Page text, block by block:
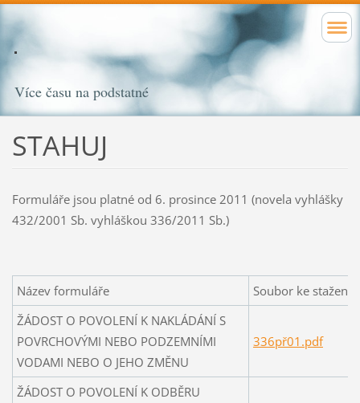
Více času na podstatné
STAHUJ
Formuláře jsou platné od 6. prosince 2011 (novela vyhlášky
432/2001 Sb. vyhláškou 336/2011 Sb.)
Název formuláře
Soubor ke stažení
ŽÁDOST O POVOLENÍ K NAKLÁDÁNÍ S
POVRCHOVÝMI NEBO PODZEMNÍMI
VODAMI NEBO O JEHO ZMĚNU
336př01.pdf
ŽÁDOST O POVOLENÍ K ODBĚRU